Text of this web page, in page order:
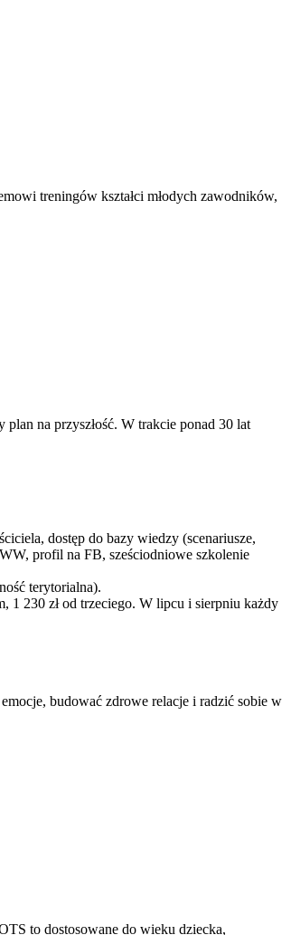
treningów kształci młodych zawodników,
na przyszłość. W trakcie ponad 30 lat
dostęp do bazy wiedzy (scenariusze,
profil na FB, sześciodniowe szkolenie
terytorialna).
1 230 zł od trzeciego. W lipcu i sierpniu każdy
budować zdrowe relacje i radzić sobie w
to dostosowane do wieku dziecka,